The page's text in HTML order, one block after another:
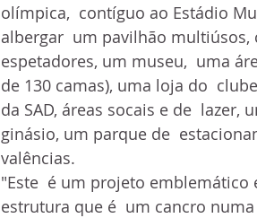
olímpica,  contíguo ao Estádio
albergar  um pavilhão multiúsos,
espetadores, um museu,  uma
de 130 camas), uma loja do
da SAD, áreas socais e de
ginásio, um parque de
valências.
"Este  é um projeto emblemático
estrutura que é  um cancro